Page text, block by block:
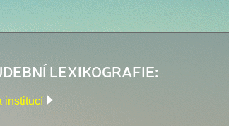
LEXIKOGRAFIE:
institucí